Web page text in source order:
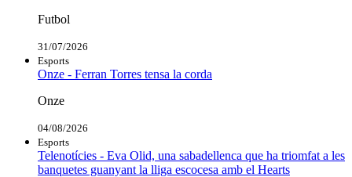
Futbol
31/07/2026
Esports
Onze - Ferran Torres tensa la corda
Onze
04/08/2026
Esports
Telenotícies - Eva Olid, una sabadellenca que ha triomfat a les
banquetes guanyant la lliga escocesa amb el Hearts